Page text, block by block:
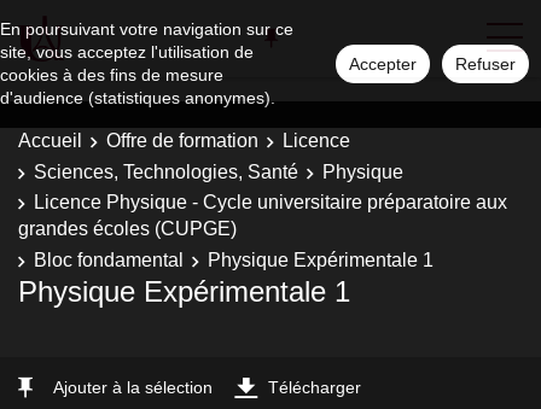
En poursuivant votre navigation sur ce
site, vous acceptez l'utilisation de
cookies à des fins de mesure
d'audience (statistiques anonymes).
Accepter Refuser
Accueil Offre de formation
Licence
Sciences, Technologies, Santé
Physique
Licence Physique - Cycle universitaire préparatoire aux
grandes écoles (CUPGE)
Bloc fondamental
Physique Expérimentale 1
Physique Expérimentale 1
Ajouter à la sélection Télécharger